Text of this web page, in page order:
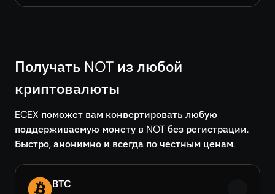
Получать NOT из любой
криптовалюты
ECEX поможет вам конвертировать любую
поддерживаемую монету в NOT без регистрации.
Быстро, анонимно и всегда по честным ценам.
BTC